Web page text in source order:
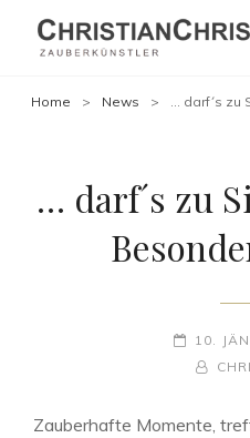
Home > News > … darf´s zu
… darf´s zu
POSTED-
ON
10.
BY
BYLINE
Zauberhafte Momente,